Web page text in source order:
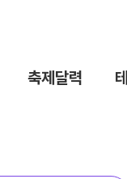
축제달력